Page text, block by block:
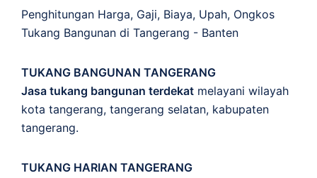
Penghitungan Harga, Gaji, Biaya, Upah, Ongkos
Tukang Bangunan di Tangerang - Banten
TUKANG BANGUNAN TANGERANG
Jasa tukang bangunan terdekat melayani wilayah
kota tangerang, tangerang selatan, kabupaten
tangerang.
TUKANG HARIAN TANGERANG